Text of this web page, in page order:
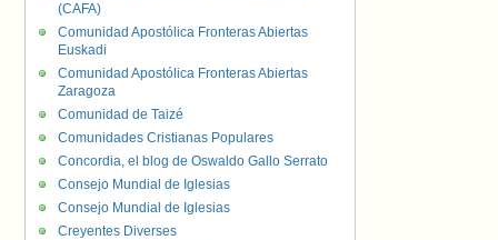
(CAFA)
Comunidad Apostólica Fronteras Abiertas
Euskadi
Comunidad Apostólica Fronteras Abiertas
Zaragoza
Comunidad de Taizé
Comunidades Cristianas Populares
Concordia, el blog de Oswaldo Gallo Serrato
Consejo Mundial de Iglesias
Consejo Mundial de Iglesias
Creyentes Diverses